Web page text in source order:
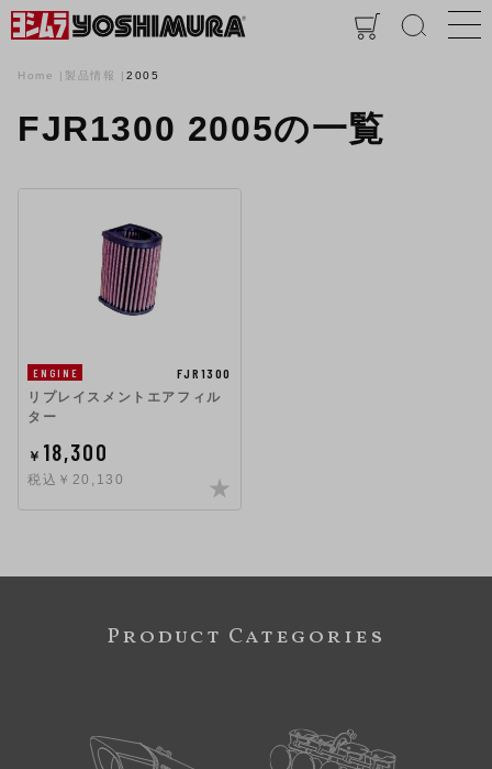
Home 製品情報 2005
FJR1300 2005の一覧
ENGINE
FJR1300
リプレイスメントエアフィル
ター
￥ 18,300
税込￥20,130
Product Categories